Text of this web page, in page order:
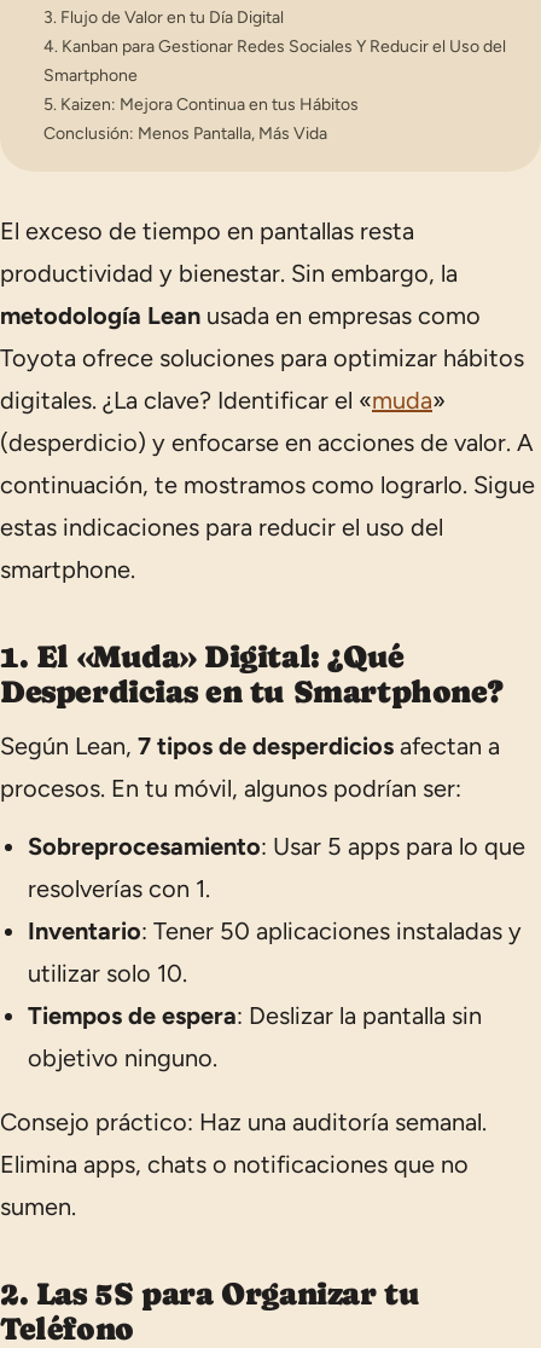
3. Flujo de Valor en tu Día Digital
4. Kanban para Gestionar Redes Sociales Y Reducir el Uso del
Smartphone
5. Kaizen: Mejora Continua en tus Hábitos
Conclusión: Menos Pantalla, Más Vida
El exceso de tiempo en pantallas resta
productividad y bienestar. Sin embargo, la
metodología Lean usada en empresas como
Toyota ofrece soluciones para optimizar hábitos
digitales. ¿La clave? Identificar el «muda»
(desperdicio) y enfocarse en acciones de valor. A
continuación, te mostramos como lograrlo. Sigue
estas indicaciones para reducir el uso del
smartphone.
1. El «Muda» Digital: ¿Qué
Desperdicias en tu Smartphone?
Según Lean, 7 tipos de desperdicios afectan a
procesos. En tu móvil, algunos podrían ser:
Sobreprocesamiento: Usar 5 apps para lo que
resolverías con 1.
Inventario: Tener 50 aplicaciones instaladas y
utilizar solo 10.
Tiempos de espera: Deslizar la pantalla sin
objetivo ninguno.
Consejo práctico: Haz una auditoría semanal.
Elimina apps, chats o notificaciones que no
sumen.
2. Las 5S para Organizar tu
Teléfono